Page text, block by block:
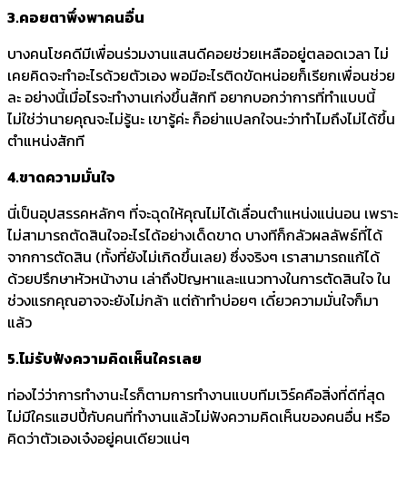
3.คอยตาพึ่งพาคนอื่น
บางคนโชคดีมีเพื่อนร่วมงานแสนดีคอยช่วยเหลืออยู่ตลอดเวลา ไม่
เคยคิดจะทำอะไรด้วยตัวเอง พอมีอะไรติดขัดหน่อยก็เรียกเพื่อนช่วย
ละ อย่างนี้เมื่อไรจะทำงานเก่งขึ้นสักที อยากบอกว่าการที่ทำแบบนี้
ไม่ใช่ว่านายคุณจะไม่รู้นะ เขารู้ค่ะ ก็อย่าแปลกใจนะว่าทำไมถึงไม่ได้ขึ้น
ตำแหน่งสักที
4.ขาดความมั่นใจ
นี่เป็นอุปสรรคหลักๆ ที่จะฉุดให้คุณไม่ได้เลื่อนตำแหน่งแน่นอน เพราะ
ไม่สามารถตัดสินใจอะไรได้อย่างเด็ดขาด บางทีก็กลัวผลลัพธ์ที่ได้
จากการตัดสิน (ทั้งที่ยังไม่เกิดขึ้นเลย) ซึ่งจริงๆ เราสามารถแก้ได้
ด้วยปรึกษาหัวหน้างาน เล่าถึงปัญหาและแนวทางในการตัดสินใจ ใน
ช่วงแรกคุณอาจจะยังไม่กล้า แต่ถ้าทำบ่อยๆ เดี๋ยวความมั่นใจก็มา
แล้ว
5.ไม่รับฟังความคิดเห็นใครเลย
ท่องไว่ว่าการทำงานะไรก็ตามการทำงานแบบทีมเวิร์คคือสิ่งที่ดีที่สุด
ไม่มีใครแฮปปี้กับคนที่ทำงานแล้วไม่ฟังความคิดเห็นของคนอื่น หรือ
คิดว่าตัวเองเจ๋งอยู่คนเดียวแน่ๆ